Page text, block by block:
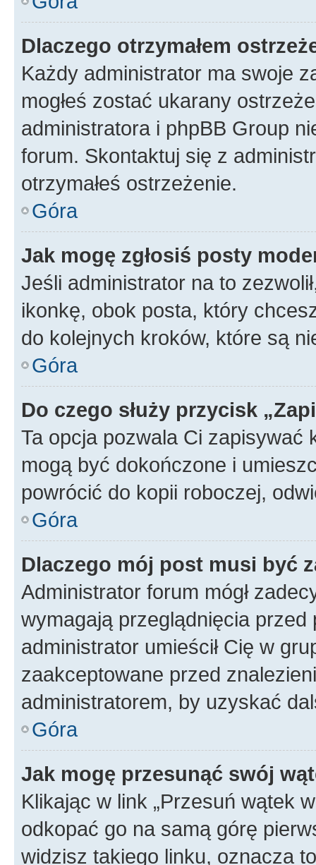
Dlaczego otrzymałem
Każdy administrator ma swoje
mogłeś zostać ukarany
administratora i phpBB Group
forum. Skontaktuj się z
otrzymałeś ostrzeżenie.
Góra
Jak mogę zgłosiś posty
Jeśli administrator na to
ikonkę, obok posta, który
do kolejnych kroków, które są
Góra
Do czego służy przycisk
Ta opcja pozwala Ci zapisywać
mogą być dokończone i
powrócić do kopii roboczej,
Góra
Dlaczego mój post musi być
Administrator forum mógł
wymagają przeglądnięcia
administrator umieścił Cię w
zaakceptowane przed
administratorem, by uzyskać
Góra
Jak mogę przesunąć swój
Klikając w link „Przesuń wątek
odkopać go na samą górę
widzisz takiego linku, oznacza